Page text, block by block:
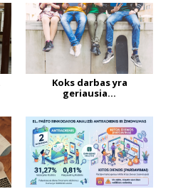
Koks darbas yra
geriausia...